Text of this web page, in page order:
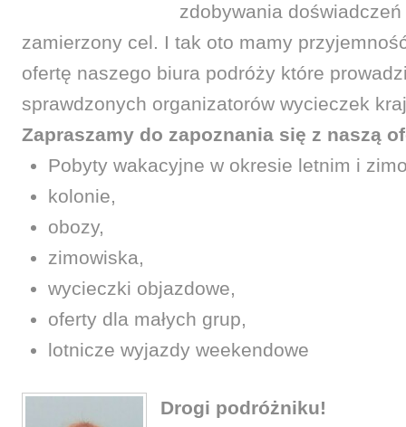
zdobywania
zamierzony cel. I tak oto mamy
ofertę naszego biura podróży które
sprawdzonych organizatorów wycieczek
Zapraszamy do zapoznania się z naszą
Pobyty wakacyjne w okresie letnim i
kolonie,
obozy,
zimowiska,
wycieczki objazdowe,
oferty dla małych grup,
lotnicze wyjazdy weekendowe
Drogi podróżniku!